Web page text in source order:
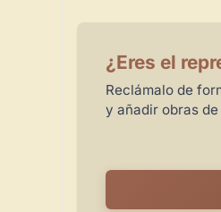
¿Eres el
Reclámalo de
y añadir obras de